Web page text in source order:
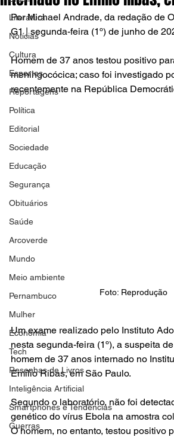
Literatura
Notícias
Cultura
Esportes
Reportagens
Política
Editorial
Sociedade
Educação
Segurança
Obituários
Saúde
Arcoverde
Mundo
Meio ambiente
Pernambuco
Mulher
Economia
Tech
Resenhas de Livros
Inteligência Artificial
Smartphones e Tendências
Guerras
Por Michael Andrade, da redação de
G1 | segunda-feira (1º) de junho de
Homem de 37 anos testou positivo
meningocócica; caso foi investigado
recentemente na República
Foto: Reprodução
Um exame realizado pelo Instituto
nesta segunda-feira (1º), a suspeita
homem de 37 anos internado no
Emílio Ribas, em São Paulo.
Segundo o laboratório, não foi
genético do vírus Ebola na amostra
O homem, no entanto, testou positivo